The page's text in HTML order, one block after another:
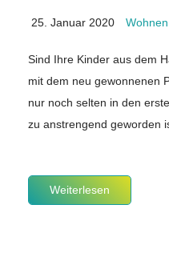
25. Januar 2020
Sind Ihre Kinder aus dem
mit dem neu gewonnenen
nur noch selten in den
zu anstrengend geworden
Weiterlesen